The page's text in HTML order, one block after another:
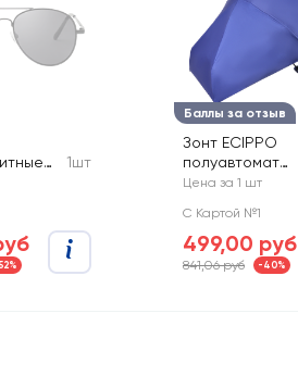
HOME
MEN
1шт
Баллы за отзыв
Зонт ECIPPO
полуавтомат
облегченный, в
Цена за 1 шт
С Картой №1
499,00 руб
841,06 руб -40%